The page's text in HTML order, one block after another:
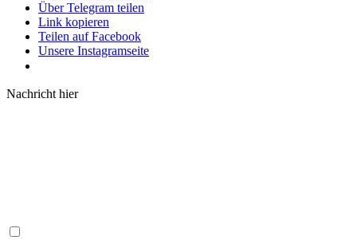
Über Telegram teilen
Link kopieren
Teilen auf Facebook
Unsere Instagramseite
Nachricht hier